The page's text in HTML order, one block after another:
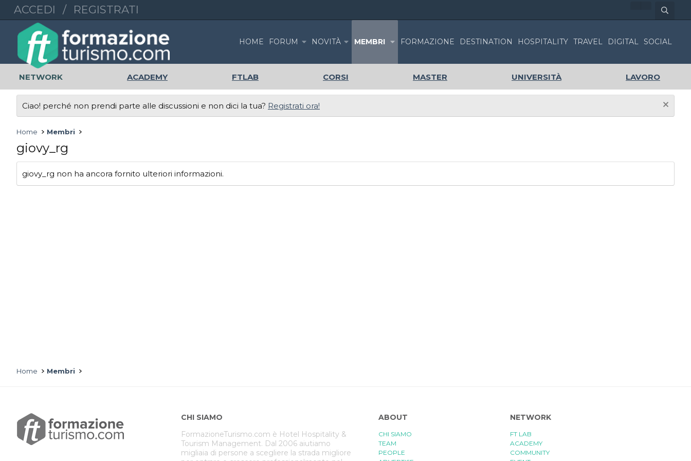
ACCEDI / REGISTRATI
HOME FORUM NOVITÀ MEMBRI FORMAZIONE DESTINATION HOSPITALITY TRAVEL DIGITAL SOCIAL
NETWORK ACADEMY FTLAB CORSI MASTER UNIVERSITÀ LAVORO
Ciao! perché non prendi parte alle discussioni e non dici la tua? Registrati ora!
Home Membri
giovy_rg
giovy_rg non ha ancora fornito ulteriori informazioni.
Home Membri
CHI SIAMO
FormazioneTurismo.com è Hotel Hospitality &
Tourism Management. Dal 2006 aiutiamo
migliaia di persone a scegliere la strada migliore
ABOUT
CHI SIAMO
TEAM
PEOPLE
NETWORK
FT LAB
ACADEMY
COMMUNITY